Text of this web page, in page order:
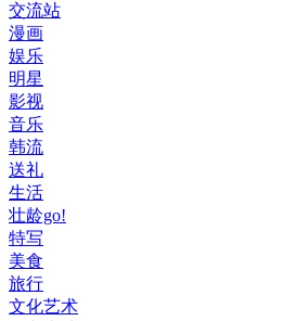
交流站
漫画
娱乐
明星
影视
音乐
韩流
送礼
生活
壮龄go!
特写
美食
旅行
文化艺术